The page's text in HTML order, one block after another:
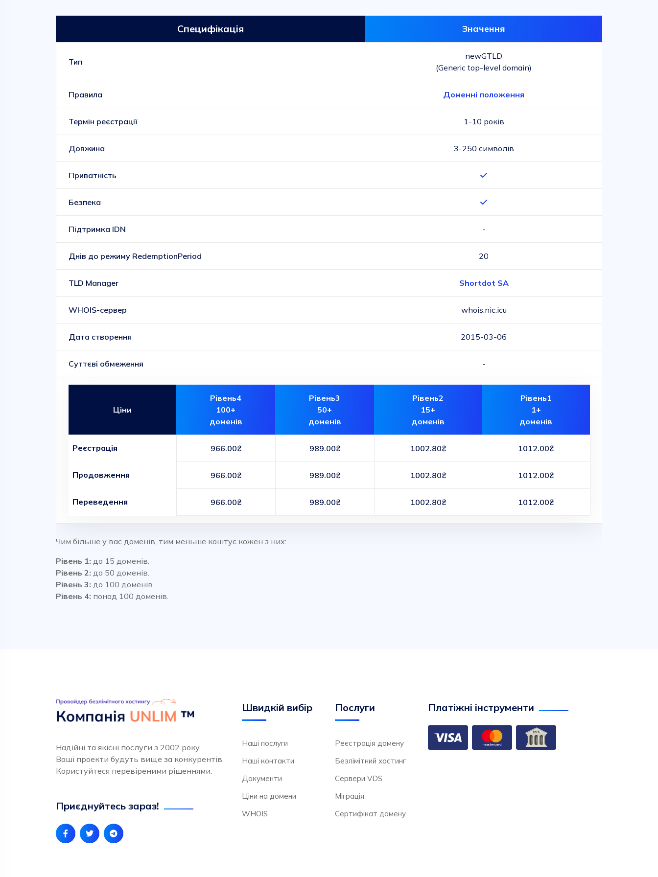
Специфікація Значення
Тип
newGTLD
(Generic top-level domain)
Правила Доменні положення
Термін реєстрації 1-10 років
Довжина 3-250 символів
Приватність
Безпека
Підтримка IDN -
Днів до режиму RedemptionPeriod 20
TLD Manager Shortdot SA
WHOIS-сервер whois.nic.icu
Дата створення 2015-03-06
Суттєві обмеження -
Ціни
Рівень4
100+
доменів
Рівень3
50+
доменів
Рівень2
15+
доменів
Рівень1
1+
доменів
Реєстрація 966.00₴ 989.00₴ 1002.80₴ 1012.00₴
Продовження 966.00₴ 989.00₴ 1002.80₴ 1012.00₴
Переведення 966.00₴ 989.00₴ 1002.80₴ 1012.00₴
Чим більше у вас доменів, тим меньше коштує кожен з них:
Рівень 1: до 15 доменів.
Рівень 2: до 50 доменів.
Рівень 3: до 100 доменів.
Рівень 4: понад 100 доменів.
Надійні та якісні послуги з 2002 року.
Ваші проекти будуть вище за конкурентів.
Користуйтеся перевіреними рішеннями.
Приєднуйтесь зараз!
Швидкій вибір
Наші послуги
Наші контакти
Документи
Ціни на домени
WHOIS
Послуги
Реєстрація домену
Безлімітний хостинг
Сервери VDS
Міграція
Сертифікат домену
Платіжні інструменти